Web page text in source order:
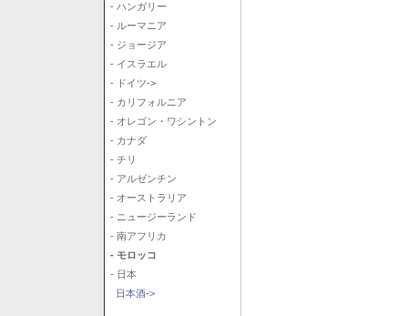
- ハンガリー
- ルーマニア
- ジョージア
- イスラエル
- ドイツ->
- カリフォルニア
- オレゴン・ワシントン
- カナダ
- チリ
- アルゼンチン
- オーストラリア
- ニュージーランド
- 南アフリカ
- モロッコ
- 日本
日本酒->